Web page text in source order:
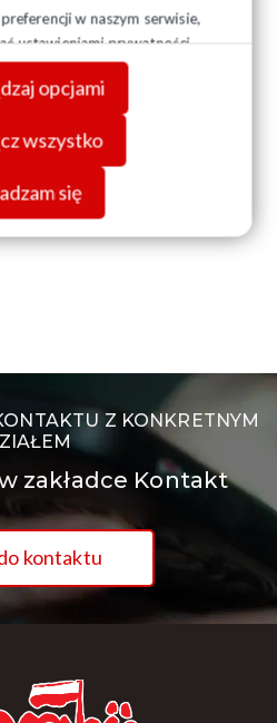
w naszym serwisie,
ustawieniami prywatności
informacji o przetwarzaniu
prywatności.
opcjami
wszystko
się
Z KONKRETNYM
zakładce Kontakt
kontaktu